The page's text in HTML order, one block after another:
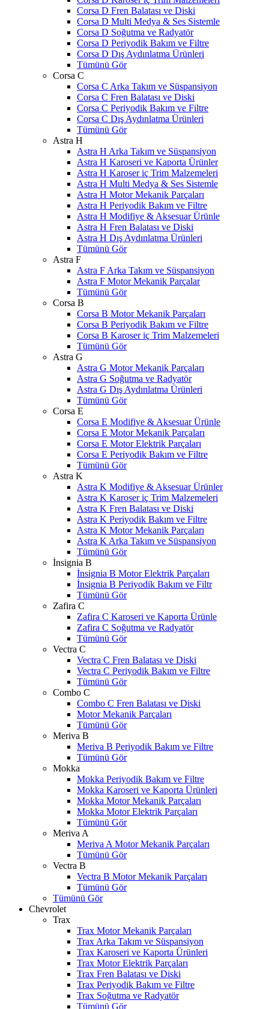
Corsa D Fren Balatası ve Diski
Corsa D Multi Medya & Ses Sistemle
Corsa D Soğutma ve Radyatör
Corsa D Periyodik Bakım ve Filtre
Corsa D Dış Aydınlatma Ürünleri
Tümünü Gör
Corsa C
Corsa C Arka Takım ve Süspansiyon
Corsa C Fren Balatası ve Diski
Corsa C Periyodik Bakım ve Filtre
Corsa C Dış Aydınlatma Ürünleri
Tümünü Gör
Astra H
Astra H Arka Takım ve Süspansiyon
Astra H Karoseri ve Kaporta Ürünler
Astra H Karoser iç Trim Malzemeleri
Astra H Multi Medya & Ses Sistemle
Astra H Motor Mekanik Parçaları
Astra H Periyodik Bakım ve Filtre
Astra H Modifiye & Aksesuar Ürünle
Astra H Fren Balatası ve Diski
Astra H Dış Aydınlatma Ürünleri
Tümünü Gör
Astra F
Astra F Arka Takım ve Süspansiyon
Astra F Motor Mekanik Parçalar
Tümünü Gör
Corsa B
Corsa B Motor Mekanik Parçaları
Corsa B Periyodik Bakım ve Filtre
Corsa B Karoser iç Trim Malzemeleri
Tümünü Gör
Astra G
Astra G Motor Mekanik Parçaları
Astra G Soğutma ve Radyatör
Astra G Dış Aydınlatma Ürünleri
Tümünü Gör
Corsa E
Corsa E Modifiye & Aksesuar Ürünle
Corsa E Motor Mekanik Parçaları
Corsa E Motor Elektrik Parçaları
Corsa E Periyodik Bakım ve Filtre
Tümünü Gör
Astra K
Astra K Modifiye & Aksesuar Ürünler
Astra K Karoser iç Trim Malzemeleri
Astra K Fren Balatası ve Diski
Astra K Periyodik Bakım ve Filtre
Astra K Motor Mekanik Parçaları
Astra K Arka Takım ve Süspansiyon
Tümünü Gör
İnsignia B
İnsignia B Motor Elektrik Parçaları
İnsignia B Periyodik Bakım ve Filtr
Tümünü Gör
Zafira C
Zafira C Karoseri ve Kaporta Ürünle
Zafira C Soğutma ve Radyatör
Tümünü Gör
Vectra C
Vectra C Fren Balatası ve Diski
Vectra C Periyodik Bakım ve Filtre
Tümünü Gör
Combo C
Combo C Fren Balatası ve Diski
Motor Mekanik Parçaları
Tümünü Gör
Meriva B
Meriva B Periyodik Bakım ve Filtre
Tümünü Gör
Mokka
Mokka Periyodik Bakım ve Filtre
Mokka Karoseri ve Kaporta Ürünleri
Mokka Motor Mekanik Parçaları
Mokka Motor Elektrik Parçaları
Tümünü Gör
Meriva A
Meriva A Motor Mekanik Parçaları
Tümünü Gör
Vectra B
Vectra B Motor Mekanik Parçaları
Tümünü Gör
Tümünü Gör
Chevrolet
Trax
Trax Motor Mekanik Parçaları
Trax Arka Takım ve Süspansiyon
Trax Karoseri ve Kaporta Ürünleri
Trax Motor Elektrik Parçaları
Trax Fren Balatası ve Diski
Trax Periyodik Bakım ve Filtre
Trax Soğutma ve Radyatör
Tümünü Gör